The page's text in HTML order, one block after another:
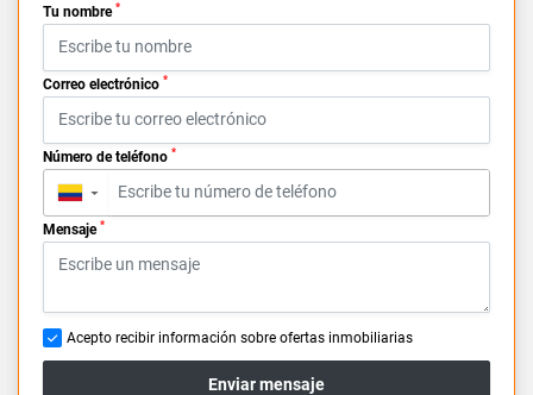
Tu nombre *
Correo electrónico *
Número de teléfono *
▼
Mensaje *
Acepto recibir información sobre ofertas inmobiliarias
Enviar mensaje